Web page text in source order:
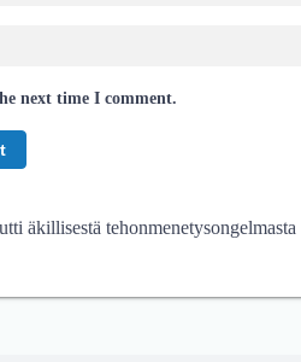
next time I comment.
äkillisestä tehonmenetysongelmasta